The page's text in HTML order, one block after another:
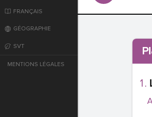
FRANÇAIS
GÉOGRAPHIE
SVT
MENTIONS LÉGALES
Première